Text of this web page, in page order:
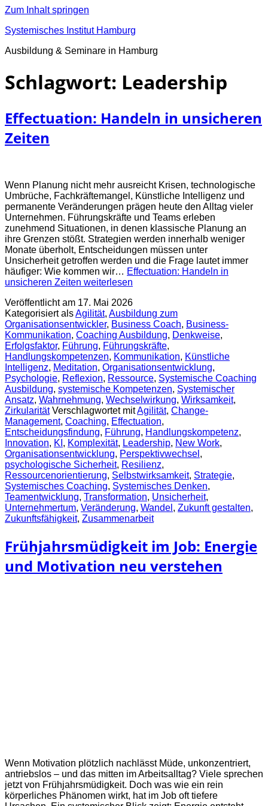
Zum Inhalt springen
Systemisches Institut Hamburg
Ausbildung & Seminare in Hamburg
Schlagwort: Leadership
Effectuation: Handeln in unsicheren
Zeiten
Wenn Planung nicht mehr ausreicht Krisen, technologische
Umbrüche, Fachkräftemangel, Künstliche Intelligenz und
permanente Veränderungen prägen heute den Alltag vieler
Unternehmen. Führungskräfte und Teams erleben
zunehmend Situationen, in denen klassische Planung an
ihre Grenzen stößt. Strategien werden innerhalb weniger
Monate überholt, Entscheidungen müssen unter
Unsicherheit getroffen werden und die Frage lautet immer
häufiger: Wie kommen wir… Effectuation: Handeln in
unsicheren Zeiten weiterlesen
Veröffentlicht am 17. Mai 2026
Kategorisiert alsAgilität, Ausbildung zum
Organisationsentwickler, Business Coach, Business-
Kommunikation, Coaching Ausbildung, Denkweise,
Erfolgsfaktor, Führung, Führungskräfte,
Handlungskompetenzen, Kommunikation, Künstliche
Intelligenz, Meditation, Organisationsentwicklung,
Psychologie, Reflexion, Ressource, Systemische Coaching
Ausbildung, systemische Kompetenzen, Systemischer
Ansatz, Wahrnehmung, Wechselwirkung, Wirksamkeit,
Zirkularität Verschlagwortet mitAgilität, Change-
Management, Coaching, Effectuation,
Entscheidungsfindung, Führung, Handlungskompetenz,
Innovation, KI , Komplexität, Leadership, New Work,
Organisationsentwicklung, Perspektivwechsel ,
psychologische Sicherheit, Resilienz,
Ressourcenorientierung, Selbstwirksamkeit, Strategie,
Systemisches Coaching, Systemisches Denken,
Teamentwicklung, Transformation, Unsicherheit,
Unternehmertum, Veränderung, Wandel , Zukunft gestalten,
Zukunftsfähigkeit, Zusammenarbeit
Frühjahrsmüdigkeit im Job: Energie
und Motivation neu verstehen
Wenn Motivation plötzlich nachlässt Müde, unkonzentriert,
antriebslos – und das mitten im Arbeitsalltag? Viele sprechen
jetzt von Frühjahrsmüdigkeit. Doch was wie ein rein
körperliches Phänomen wirkt, hat im Job oft tiefere